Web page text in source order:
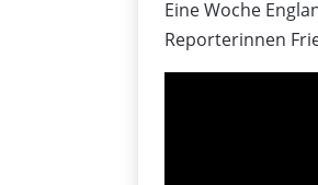
Eine Woche
Reporterinnen